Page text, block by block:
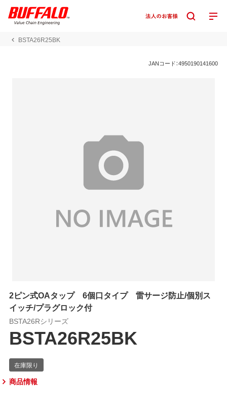
BSTA26R25BK
JANコード：4950190141600
2ピン式OAタップ 6個口タイプ 雷サージ防止/個別ス
イッチ/プラグロック付
BSTA26Rシリーズ
BSTA26R25BK
商品情報